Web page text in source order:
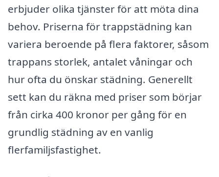
erbjuder olika tjänster för att möta dina
behov. Priserna för trappstädning kan
variera beroende på flera faktorer, såsom
trappans storlek, antalet våningar och
hur ofta du önskar städning. Generellt
sett kan du räkna med priser som börjar
från cirka 400 kronor per gång för en
grundlig städning av en vanlig
flerfamiljsfastighet.